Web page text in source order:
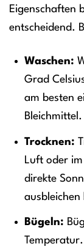
Eigenschaften
entscheidend.
Waschen:
Grad
am besten
Bleichmittel.
Trocknen:
Luft oder
direkte
ausbleichen
Bügeln: